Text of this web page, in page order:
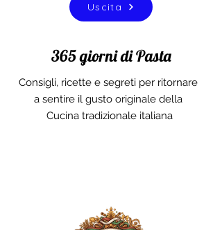
Uscita
365 giorni di Pasta
Consigli, ricette e segreti per ritornare
a sentire il gusto originale della
Cucina tradizionale italiana